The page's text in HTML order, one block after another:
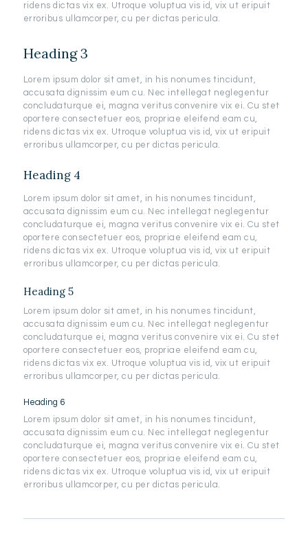
ridens dictas vix ex. Utroque voluptua vis id, vix ut eripuit
erroribus ullamcorper, cu per dictas pericula.
Heading 3
Lorem ipsum dolor sit amet, in his nonumes tincidunt,
accusata dignissim eum cu. Nec intellegat neglegentur
concludaturque ei, magna veritus convenire vix ei. Cu stet
oportere consectetuer eos, propriae eleifend eam cu,
ridens dictas vix ex. Utroque voluptua vis id, vix ut eripuit
erroribus ullamcorper, cu per dictas pericula.
Heading 4
Lorem ipsum dolor sit amet, in his nonumes tincidunt,
accusata dignissim eum cu. Nec intellegat neglegentur
concludaturque ei, magna veritus convenire vix ei. Cu stet
oportere consectetuer eos, propriae eleifend eam cu,
ridens dictas vix ex. Utroque voluptua vis id, vix ut eripuit
erroribus ullamcorper, cu per dictas pericula.
Heading 5
Lorem ipsum dolor sit amet, in his nonumes tincidunt,
accusata dignissim eum cu. Nec intellegat neglegentur
concludaturque ei, magna veritus convenire vix ei. Cu stet
oportere consectetuer eos, propriae eleifend eam cu,
ridens dictas vix ex. Utroque voluptua vis id, vix ut eripuit
erroribus ullamcorper, cu per dictas pericula.
Heading 6
Lorem ipsum dolor sit amet, in his nonumes tincidunt,
accusata dignissim eum cu. Nec intellegat neglegentur
concludaturque ei, magna veritus convenire vix ei. Cu stet
oportere consectetuer eos, propriae eleifend eam cu,
ridens dictas vix ex. Utroque voluptua vis id, vix ut eripuit
erroribus ullamcorper, cu per dictas pericula.